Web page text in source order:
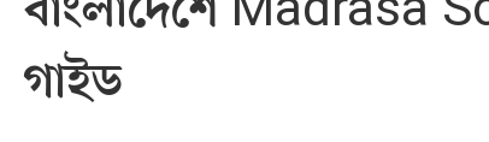
বাংলাদেশে Madrasa
গাইড